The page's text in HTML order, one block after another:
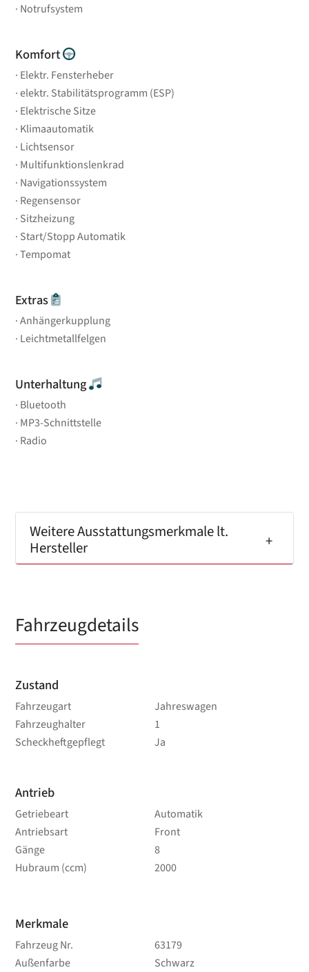
Notrufsystem
Komfort
Elektr. Fensterheber
elektr. Stabilitätsprogramm (ESP)
Elektrische Sitze
Klimaautomatik
Lichtsensor
Multifunktionslenkrad
Navigationssystem
Regensensor
Sitzheizung
Start/Stopp Automatik
Tempomat
Extras
Anhängerkupplung
Leichtmetallfelgen
Unterhaltung
Bluetooth
MP3-Schnittstelle
Radio
Weitere Ausstattungsmerkmale lt.
Hersteller
Fahrzeugdetails
Zustand
Fahrzeugart
Jahreswagen
Fahrzeughalter
1
Scheckheftgepflegt
Ja
Antrieb
Getriebeart
Automatik
Antriebsart
Front
Gänge
8
Hubraum (ccm)
2000
Merkmale
Fahrzeug Nr.
63179
Außenfarbe
Schwarz